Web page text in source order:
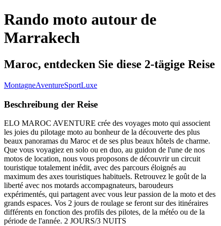
Rando moto autour de
Marrakech
Maroc, entdecken Sie diese 2-tägige Reise
MontagneAventureSportLuxe
Beschreibung der Reise
ELO MAROC AVENTURE crée des voyages moto qui associent
les joies du pilotage moto au bonheur de la découverte des plus
beaux panoramas du Maroc et de ses plus beaux hôtels de charme.
Que vous voyagiez en solo ou en duo, au guidon de l'une de nos
motos de location, nous vous proposons de découvrir un circuit
touristique totalement inédit, avec des parcours éloignés au
maximum des axes touristiques habituels. Retrouvez le goût de la
liberté avec nos motards accompagnateurs, baroudeurs
expérimentés, qui partagent avec vous leur passion de la moto et des
grands espaces. Vos 2 jours de roulage se feront sur des itinéraires
différents en fonction des profils des pilotes, de la météo ou de la
période de l'année. 2 JOURS/3 NUITS